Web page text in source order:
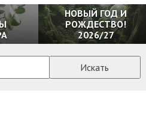
НОВЫЙ ГОД И
РОЖДЕСТВО!
2026/27
Искать